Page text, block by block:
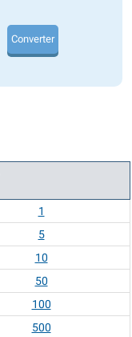
Converter
1
5
10
50
100
500